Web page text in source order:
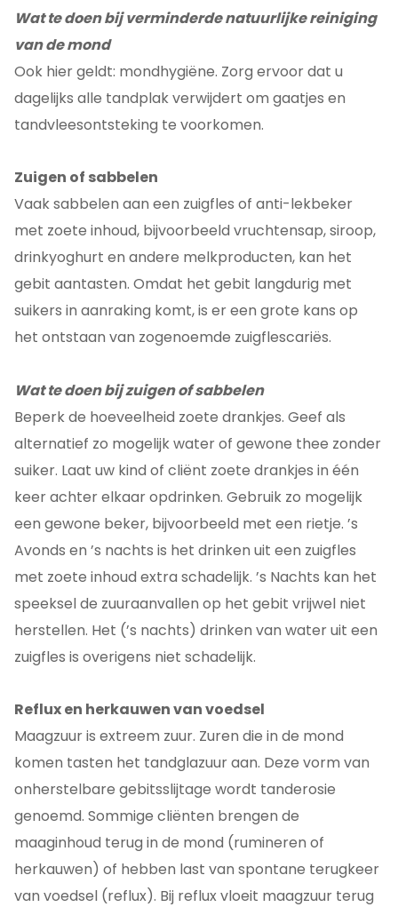
Wat te doen bij verminderde natuurlijke reiniging
van de mond
Ook hier geldt: mondhygiëne. Zorg ervoor dat u
dagelijks alle tandplak verwijdert om gaatjes en
tandvleesontsteking te voorkomen.
Zuigen of sabbelen
Vaak sabbelen aan een zuigfles of anti-lekbeker
met zoete inhoud, bijvoorbeeld vruchtensap, siroop,
drinkyoghurt en andere melkproducten, kan het
gebit aantasten. Omdat het gebit langdurig met
suikers in aanraking komt, is er een grote kans op
het ontstaan van zogenoemde zuigflescariës.
Wat te doen bij zuigen of sabbelen
Beperk de hoeveelheid zoete drankjes. Geef als
alternatief zo mogelijk water of gewone thee zonder
suiker. Laat uw kind of cliënt zoete drankjes in één
keer achter elkaar opdrinken. Gebruik zo mogelijk
een gewone beker, bijvoorbeeld met een rietje. ’s
Avonds en ’s nachts is het drinken uit een zuigfles
met zoete inhoud extra schadelijk. ’s Nachts kan het
speeksel de zuuraanvallen op het gebit vrijwel niet
herstellen. Het (’s nachts) drinken van water uit een
zuigfles is overigens niet schadelijk.
Reflux en herkauwen van voedsel
Maagzuur is extreem zuur. Zuren die in de mond
komen tasten het tandglazuur aan. Deze vorm van
onherstelbare gebitsslijtage wordt tanderosie
genoemd. Sommige cliënten brengen de
maaginhoud terug in de mond (rumineren of
herkauwen) of hebben last van spontane terugkeer
van voedsel (reflux). Bij reflux vloeit maagzuur terug